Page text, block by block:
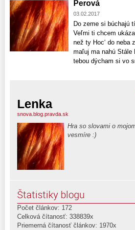
Perová
03.02.2017
Do zeme si búchajú
Veľmi ti chcem
než ty Hoc‘ do neba
maľuj ma nahú Stále
tebou dýcham si vo
Lenka
snova.blog.pravda.sk
Hra so slovami o
vesmíre :)
Štatistiky blogu
Počet článkov: 172
Celková čítanosť: 338839x
Priemerná čítanosť článkov: 1970x